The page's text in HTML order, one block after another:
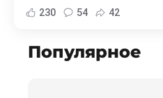
230 54 42
Популярное